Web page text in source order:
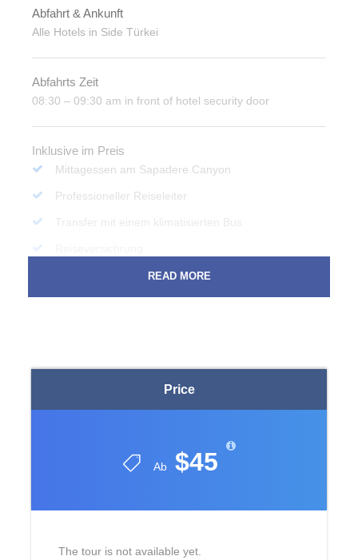
Price
Ab $45
The tour is not available yet.
Abfahrt & Ankunft
Alle Hotels in Side Türkei
Abfahrts Zeit
08:30 – 09:30 am in front of hotel security door
Inklusive im Preis
Mittagessen am Sapadere Canyon
Professioneller Reiseleiter
Freizeit im Zentrum von Alanya
Zwergen Höhle Eintritt
Geeignete Schuhe
READ MORE